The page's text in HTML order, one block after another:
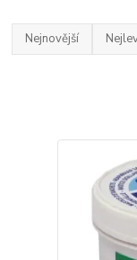
Nejnovější